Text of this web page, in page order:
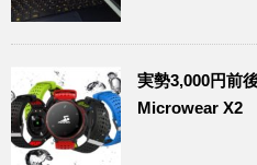
実勢3,000円前
Microwear X2